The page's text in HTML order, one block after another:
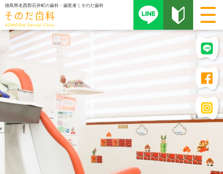
徳島県名西郡石井町の歯科・歯医者｜そのだ歯科